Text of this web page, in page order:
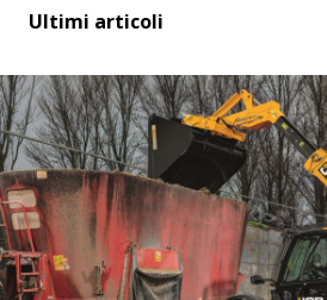
Ultimi articoli